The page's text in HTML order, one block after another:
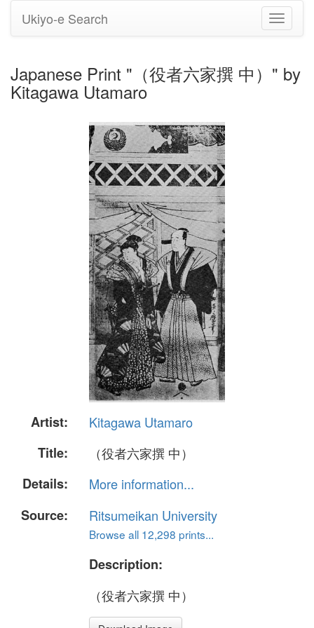
Toggle
Ukiyo-e Search
Japanese Print "（役者六家撰 中）" by
Kitagawa Utamaro
Artist:
Kitagawa Utamaro
Title:
（役者六家撰 中）
Details:
More information...
Source:
Ritsumeikan University
Browse all 12,298 prints...
Description:
（役者六家撰 中）